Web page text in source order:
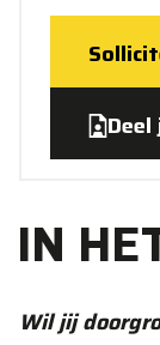
Deel
IN
Wil jij